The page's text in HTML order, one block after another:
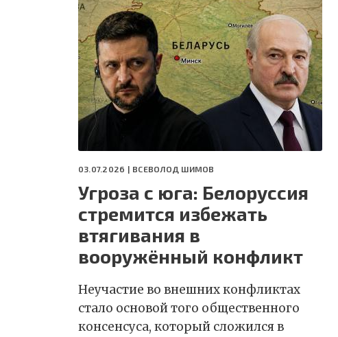
03.07.2026 | ВСЕВОЛОД ШИМОВ
Угроза с юга: Белоруссия
стремится избежать
втягивания в
вооружённый конфликт
Неучастие во внешних конфликтах
стало основой того общественного
консенсуса, который сложился в